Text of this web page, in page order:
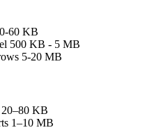
60 KB
500 KB - 5 MB
5-20 MB
20–80 KB
1–10 MB